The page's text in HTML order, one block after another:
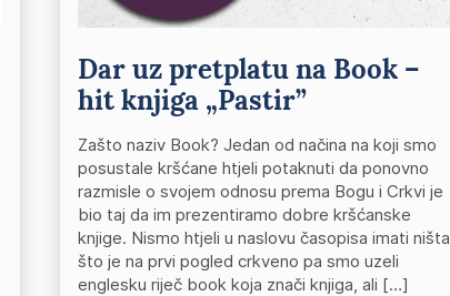
Dar uz pretplatu na Book –
hit knjiga „Pastir”
Zašto naziv Book? Jedan od načina na koji smo
posustale kršćane htjeli potaknuti da ponovno
razmisle o svojem odnosu prema Bogu i Crkvi je
bio taj da im prezentiramo dobre kršćanske
knjige. Nismo htjeli u naslovu časopisa imati ništa
što je na prvi pogled crkveno pa smo uzeli
englesku riječ book koja znači knjiga, ali […]